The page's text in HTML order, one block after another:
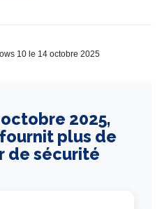
2025,
plus de
de sécurité